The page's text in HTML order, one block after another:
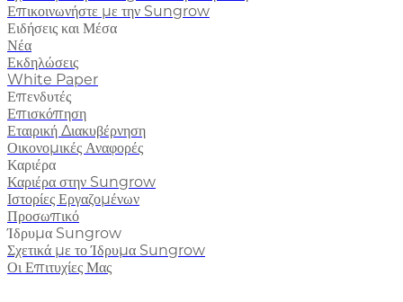
Επικοινωνήστε με την Sungrow
Ειδήσεις και Μέσα
Νέα
Εκδηλώσεις
White Paper
Επενδυτές
Επισκόπηση
Εταιρική Διακυβέρνηση
Οικονομικές Αναφορές
Καριέρα
Καριέρα στην Sungrow
Ιστορίες Εργαζομένων
Προσωπικό
Ίδρυμα Sungrow
Σχετικά με το Ίδρυμα Sungrow
Οι Επιτυχίες Μας